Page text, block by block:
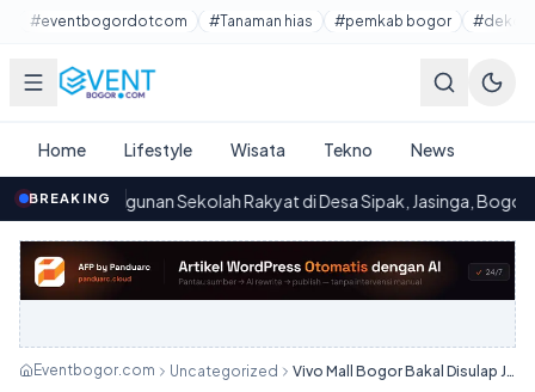
Lewati ke konten utama
#eventbogordotcom #Tanaman hias #pemkab bogor
Home Lifestyle Wisata Tekno News
BREAKING
Sekolah Rakyat di Desa Sipak, Jasinga, Bogor: Progres dan
Eventbogor.com Uncategorized Vivo Mall Bogor Bakal Disulap Jadi Kantor Dinas Sementara: Layanan Publik Makin Dekat, UMKM Ikut Naik Kelas